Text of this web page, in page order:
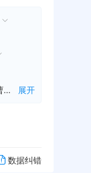
山东科控置业有限公司是一家从事房地产开发,建设项目投资管理,项目管理咨询等业务的公司，成立于2018年07月03日，公司坐落在山东省，详细地址为：山东省菏泽市曹县珠江东路东段（灯塔往西500米路南）;经国家企业信用信息公示系统查询得知，山东科控置业有限公司的信用代码/税号为91371721MA3M3FXG07，法人是谢思敏，注册资本为6800.000000万，企业的经营范围为:房地产开发；建设项目投资、管理，项目管理咨询；建筑机械租赁；房屋建筑工程监理；房产价格评估；钢结构销售；市政工程监理；建筑物非爆破拆除；施工设备租赁、销售、安装；建筑材料、装饰材料的销售；工程造价编制及咨询、工程监理咨询、招投标代理；建筑工程项目代建、管理、咨询；工程造价审核咨询，投资估算编制及经济评价。（依法须经批准的项目，经相关部门批准后方可开展经营活动） 展开
数据纠错